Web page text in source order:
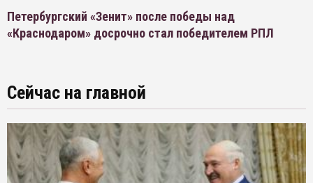
Петербургский «Зенит» после победы над
«Краснодаром» досрочно стал победителем РПЛ
Сейчас на главной